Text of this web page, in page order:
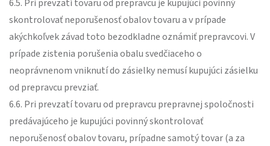
6.5. Pri prevzatí tovaru od prepravcu je kupujúci povinný
skontrolovať neporušenosť obalov tovaru a v prípade
akýchkoľvek závad toto bezodkladne oznámiť prepravcovi. V
prípade zistenia porušenia obalu svedčiaceho o
neoprávnenom vniknutí do zásielky nemusí kupujúci zásielku
od prepravcu prevziať.
6.6. Pri prevzatí tovaru od prepravcu prepravnej spoločnosti
predávajúceho je kupujúci povinný skontrolovať
neporušenosť obalov tovaru, prípadne samotý tovar (a za